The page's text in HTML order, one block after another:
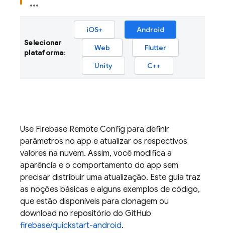
Selecionar
plataforma:
iOS+
Android
Web
Flutter
Unity
C++
Use Firebase Remote Config para definir
parâmetros no app e atualizar os respectivos
valores na nuvem. Assim, você modifica a
aparência e o comportamento do app sem
precisar distribuir uma atualização. Este guia traz
as noções básicas e alguns exemplos de código,
que estão disponíveis para clonagem ou
download no repositório do GitHub
firebase/quickstart-android.